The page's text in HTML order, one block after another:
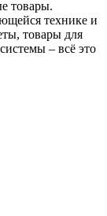
товары.
технике и
товары для
– всё это